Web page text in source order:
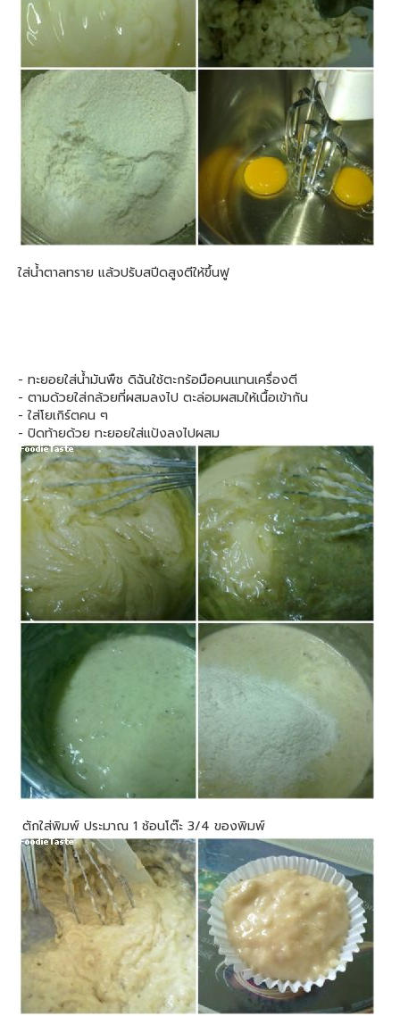
ใส่น้ำตาลทราย แล้วปรับสปีดสูงตีให้ขึ้นฟู
- ทะยอยใส่น้ำมันพืช ดิฉันใช้ตะกร้อมือคนแทนเครื่องตี
- ตามด้วยใส่กล้วยที่ผสมลงไป ตะล่อมผสมให้เนื้อเข้ากัน
- ใส่โยเกิร์ตคน ๆ
- ปิดท้ายด้วย ทะยอยใส่แป้งลงไปผสม
ตักใส่พิมพ์ ประมาณ 1 ช้อนโต๊ะ 3/4 ของพิมพ์